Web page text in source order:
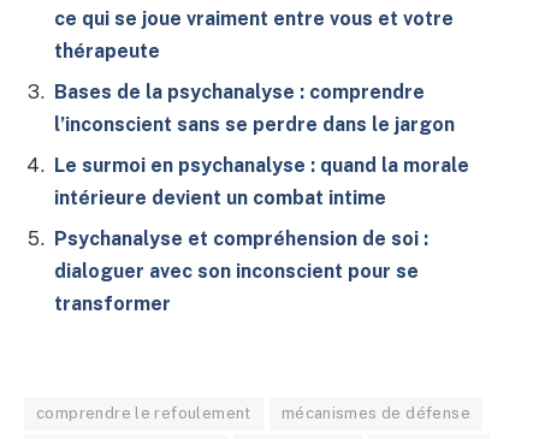
ce qui se joue vraiment entre vous et votre
thérapeute
Bases de la psychanalyse : comprendre
l’inconscient sans se perdre dans le jargon
Le surmoi en psychanalyse : quand la morale
intérieure devient un combat intime
Psychanalyse et compréhension de soi :
dialoguer avec son inconscient pour se
transformer
comprendre le refoulement mécanismes de défense